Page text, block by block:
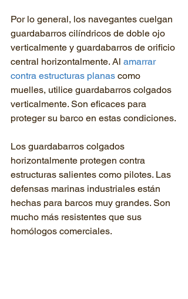
Por lo general, los navegantes cuelgan
guardabarros cilíndricos de doble ojo
verticalmente y guardabarros de orificio
central horizontalmente. Al amarrar
contra estructuras planas como
muelles, utilice guardabarros colgados
verticalmente. Son eficaces para
proteger su barco en estas condiciones.
Los guardabarros colgados
horizontalmente protegen contra
estructuras salientes como pilotes. Las
defensas marinas industriales están
hechas para barcos muy grandes. Son
mucho más resistentes que sus
homólogos comerciales.